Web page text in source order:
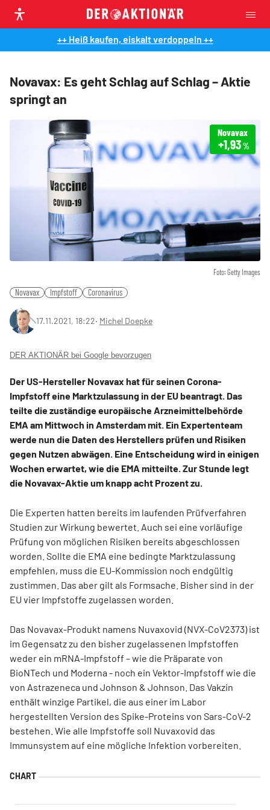
++ Heiß kaufen, eiskalt verdoppeln ++
Novavax: Es geht Schlag auf Schlag – Aktie
springt an
Foto: Getty Images
Novavax
+1,93%
Novavax Impfstoff Coronavirus
17.11.2021, 18:22‧ Michel Doepke
DER AKTIONÄR bei Google bevorzugen
Der US-Hersteller Novavax hat für seinen Corona-
Impfstoff eine Marktzulassung in der EU beantragt. Das
teilte die zuständige europäische Arzneimittelbehörde
EMA am Mittwoch in Amsterdam mit. Ein Expertenteam
werde nun die Daten des Herstellers prüfen und Risiken
gegen Nutzen abwägen. Eine Entscheidung wird in einigen
Wochen erwartet, wie die EMA mitteilte. Zur Stunde legt
die Novavax-Aktie um knapp acht Prozent zu.
Die Experten hatten bereits im laufenden Prüfverfahren
Studien zur Wirkung bewertet. Auch sei eine vorläufige
Prüfung von möglichen Risiken bereits abgeschlossen
worden. Sollte die EMA eine bedingte Marktzulassung
empfehlen, muss die EU-Kommission noch endgültig
zustimmen. Das aber gilt als Formsache. Bisher sind in der
EU vier Impfstoffe zugelassen worden.
Das Novavax-Produkt namens Nuvaxovid (NVX-CoV2373) ist
im Gegensatz zu den bisher zugelassenen Impfstoffen
weder ein mRNA-Impfstoff – wie die Präparate von
BioNTech und Moderna - noch ein Vektor-Impfstoff wie die
von Astrazeneca und Johnson & Johnson. Das Vakzin
enthält winzige Partikel, die aus einer im Labor
hergestellten Version des Spike-Proteins von Sars-CoV-2
bestehen. Wie alle Impfstoffe soll Nuvaxovid das
Immunsystem auf eine mögliche Infektion vorbereiten.